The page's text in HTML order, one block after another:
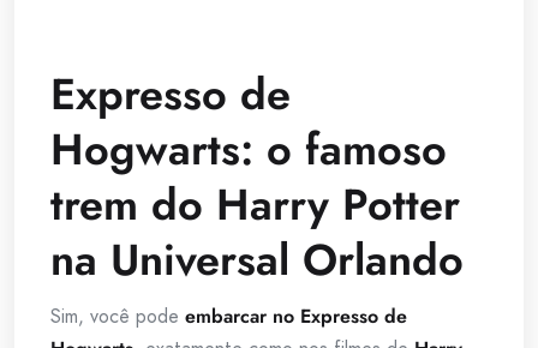
Expresso de
Hogwarts: o famoso
trem do Harry Potter
na Universal Orlando
Sim, você pode embarcar no Expresso de